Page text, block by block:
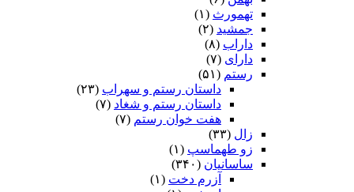
تهمورث (۱)
جمشید (۲)
داراب (۸)
دارای (۷)
رستم (۵۱)
داستان رستم و سهراب (۲۳)
داستان رستم و شغاد (۷)
هفت خوان رستم‏ (۷)
زال (۳۳)
زو طهماسپ‏ (۱)
ساسانیان (۳۴۰)
آزرم دخت (۱)